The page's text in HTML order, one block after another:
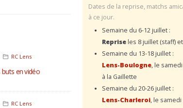
RC Lens
buts en vidéo
RC Lens
Dates de la reprise, matchs
à ce jour.
Semaine du 6-12 juillet :
Repriseles 8 juillet (staff)
Semaine du 13-18 juillet :
Lens-Boulogne, le
à la Gaillette
Semaine du 20-26 juillet :
Lens-Charleroi, le